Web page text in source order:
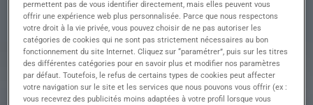
• Effectuer les retouches et finitions si nécessaire
• Entretenir le matériel et la cabine de peinture
Profil recherché
permettent pas de vous identifier directement, mais elles peuvent vous
offrir une expérience web plus personnalisée. Parce que nous respectons
votre droit à la vie privée, vous pouvez choisir de ne pas autoriser les
catégories de cookies qui ne sont pas strictement nécessaires au bon
fonctionnement du site Internet. Cliquez sur “paramétrer”, puis sur les titres
des différentes catégories pour en savoir plus et modifier nos paramètres
par défaut. Toutefois, le refus de certains types de cookies peut affecter
votre navigation sur le site et les services que nous pouvons vous offrir (ex :
vous recevrez des publicités moins adaptées à votre profil lorsque vous